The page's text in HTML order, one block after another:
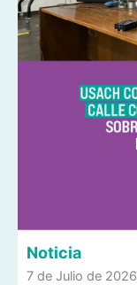
Noticia
7 de Julio de 2026